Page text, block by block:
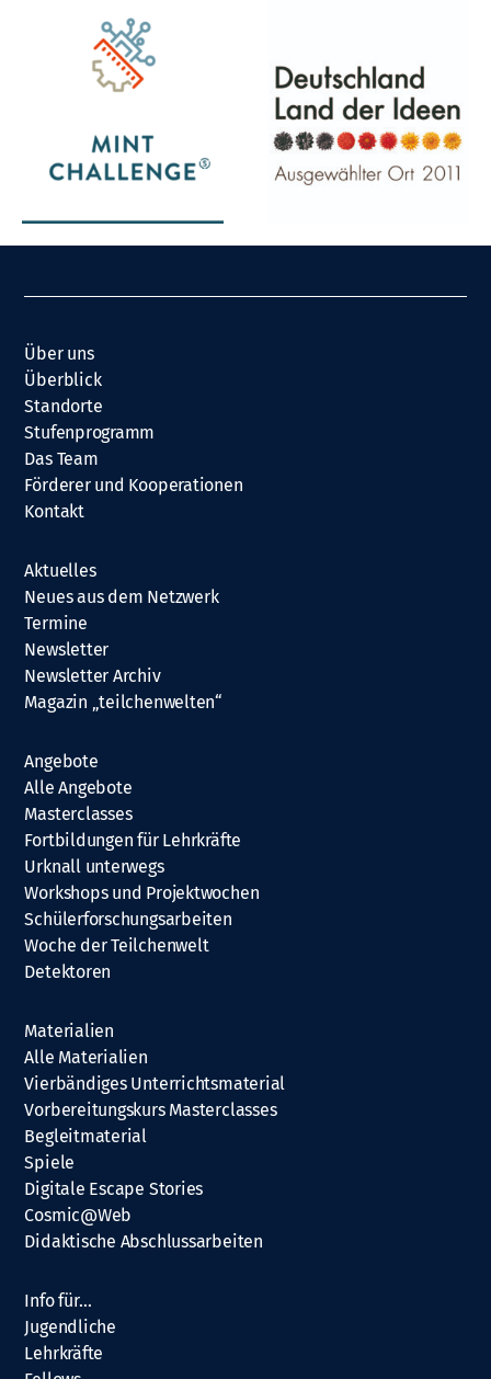
Über uns
Überblick
Standorte
Stufenprogramm
Das Team
Förderer und Kooperationen
Kontakt
Aktuelles
Neues aus dem Netzwerk
Termine
Newsletter
Newsletter Archiv
Magazin „teilchenwelten“
Angebote
Alle Angebote
Masterclasses
Fortbildungen für Lehrkräfte
Urknall unterwegs
Workshops und Projektwochen
Schülerforschungsarbeiten
Woche der Teilchenwelt
Detektoren
Materialien
Alle Materialien
Vierbändiges Unterrichtsmaterial
Vorbereitungskurs Masterclasses
Begleitmaterial
Spiele
Digitale Escape Stories
Cosmic@Web
Didaktische Abschlussarbeiten
Info für…
Jugendliche
Lehrkräfte